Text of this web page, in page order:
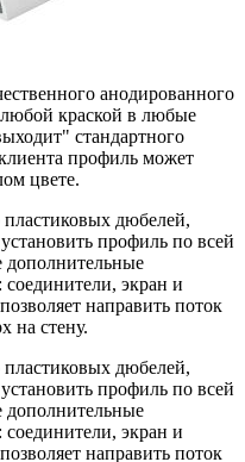
анодированного
краской в любые
стандартного
профиль может
цвете.
дюбелей,
профиль по всей
дополнительные
экран и
направить поток
на стену.
дюбелей,
профиль по всей
дополнительные
экран и
направить поток